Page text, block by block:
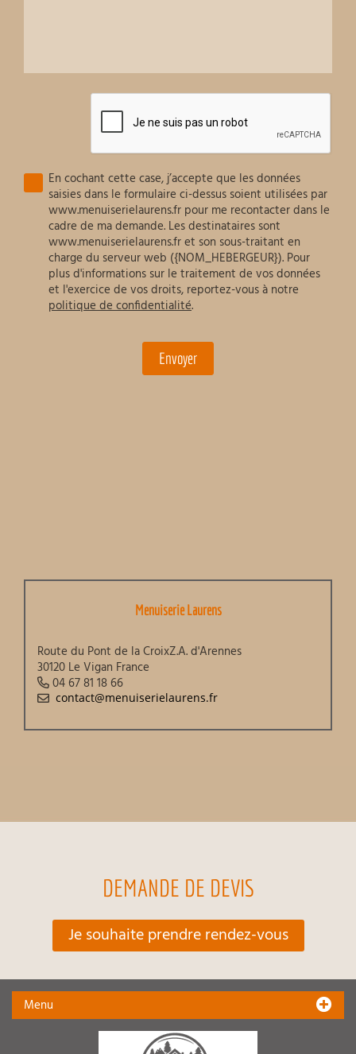
En cochant cette case, j’accepte que les données
saisies dans le formulaire ci-dessus soient utilisées par
www.menuiserielaurens.fr pour me recontacter dans le
cadre de ma demande. Les destinataires sont
www.menuiserielaurens.fr et son sous-traitant en
charge du serveur web ({NOM_HEBERGEUR}). Pour
plus d'informations sur le traitement de vos données
et l'exercice de vos droits, reportez-vous à notre
politique de confidentialité.
Menuiserie Laurens
Route du Pont de la CroixZ.A. d'Arennes
30120 Le Vigan France
04 67 81 18 66
DEMANDE DE DEVIS
Je souhaite prendre rendez-vous
Menu